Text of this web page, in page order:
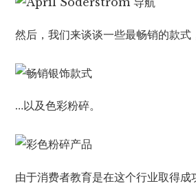
然后，我们来谈谈一些最畅销的款
…以及色彩粉碎。
由于消费者教育是在这个行业取得成